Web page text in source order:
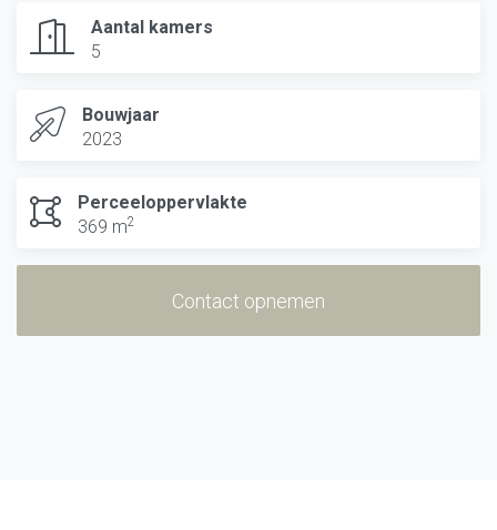
Aantal kamers
5
Bouwjaar
2023
Perceeloppervlakte
369 m2
Contact opnemen